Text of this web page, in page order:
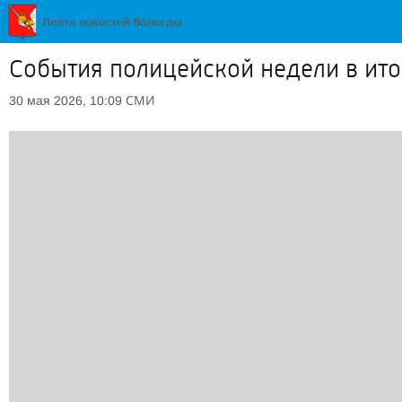
События полицейской недели в
30 мая 2026, 10:09 СМИ